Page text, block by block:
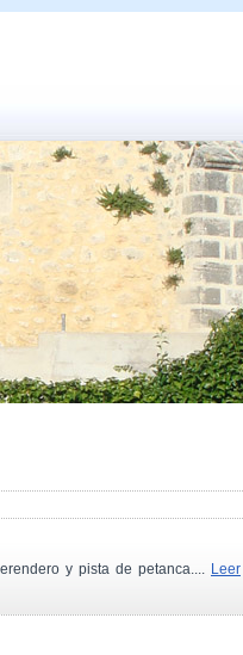
y pista de petanca.... Leer